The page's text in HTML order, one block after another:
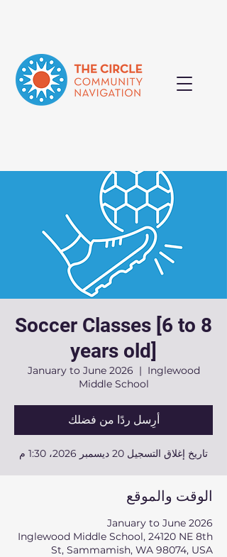
Soccer Classes [6 to 8
years old]
January to June 2026
  |
Inglewood
Middle School
أرِسل ردًا من فضلك
تاريخ إغلاق التسجيل 20 ديسمبر 2026، 1:30 م
الوقت والموقع
January to June 2026
Inglewood Middle School, 24120 NE 8th
St, Sammamish, WA 98074, USA